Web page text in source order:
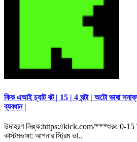
কিক এআই চ্যাট বট | 15 | 4 ঘন্টা | অটো ভাষা
ব্যবধান |
উদাহরণ লিঙ্ক:https://kick.com/***শুরু: 0-15
কাস্টমভাষা: আপনার স্ট্রিম ভা..